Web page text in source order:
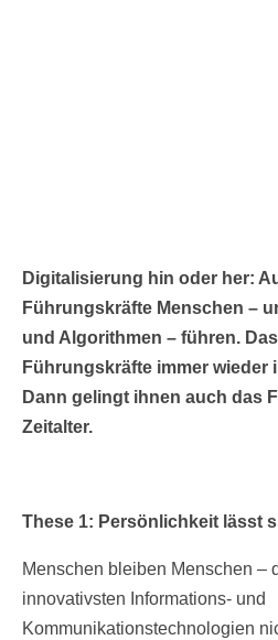
Digitalisierung hin oder her:
Führungskräfte Menschen –
und Algorithmen – führen.
Führungskräfte immer wieder
Dann gelingt ihnen auch das
Zeitalter.
These 1: Persönlichkeit lässt
Menschen bleiben Menschen –
innovativsten Informations- und
Kommunikationstechnologien